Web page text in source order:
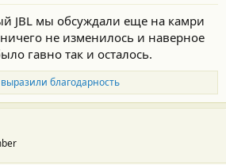
JBL мы обсуждали еще на камри
не изменилось и наверное
гавно так и осталось.
благодарность